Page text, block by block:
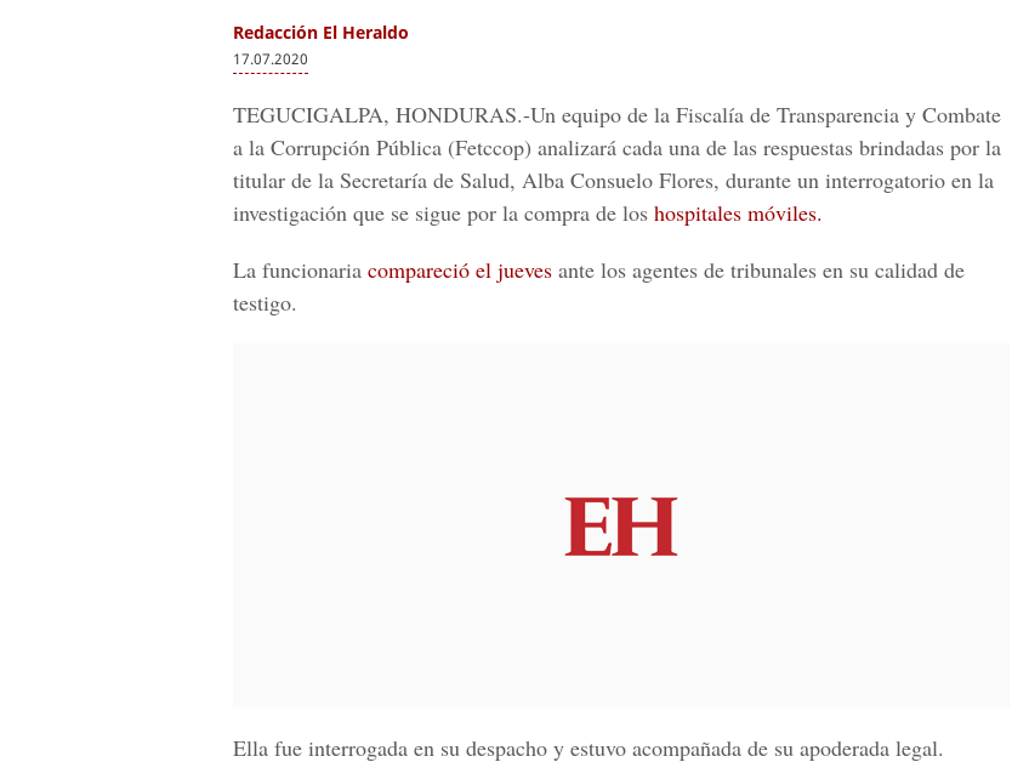
Redacción El Heraldo
17.07.2020
TEGUCIGALPA, HONDURAS.-Un equipo de la Fiscalía de Transparencia y Combate
a la Corrupción Pública (Fetccop) analizará cada una de las respuestas brindadas por la
titular de la Secretaría de Salud, Alba Consuelo Flores, durante un interrogatorio en la
investigación que se sigue por la compra de los hospitales móviles.
La funcionaria compareció el jueves ante los agentes de tribunales en su calidad de
testigo.
Ella fue interrogada en su despacho y estuvo acompañada de su apoderada legal.